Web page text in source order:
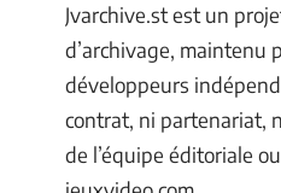
Jvarchive.st est un
d’archivage, maintenu
développeurs
contrat, ni partenariat,
de l’équipe éditoriale